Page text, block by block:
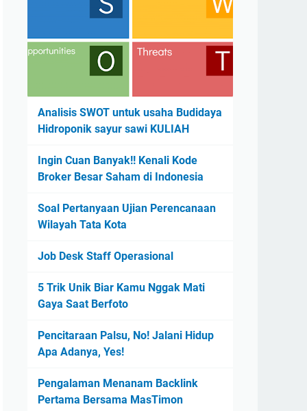
Analisis SWOT untuk usaha Budidaya
Hidroponik sayur sawi KULIAH
Ingin Cuan Banyak!! Kenali Kode
Broker Besar Saham di Indonesia
Soal Pertanyaan Ujian Perencanaan
Wilayah Tata Kota
Job Desk Staff Operasional
5 Trik Unik Biar Kamu Nggak Mati
Gaya Saat Berfoto
Pencitaraan Palsu, No! Jalani Hidup
Apa Adanya, Yes!
Pengalaman Menanam Backlink
Pertama Bersama MasTimon